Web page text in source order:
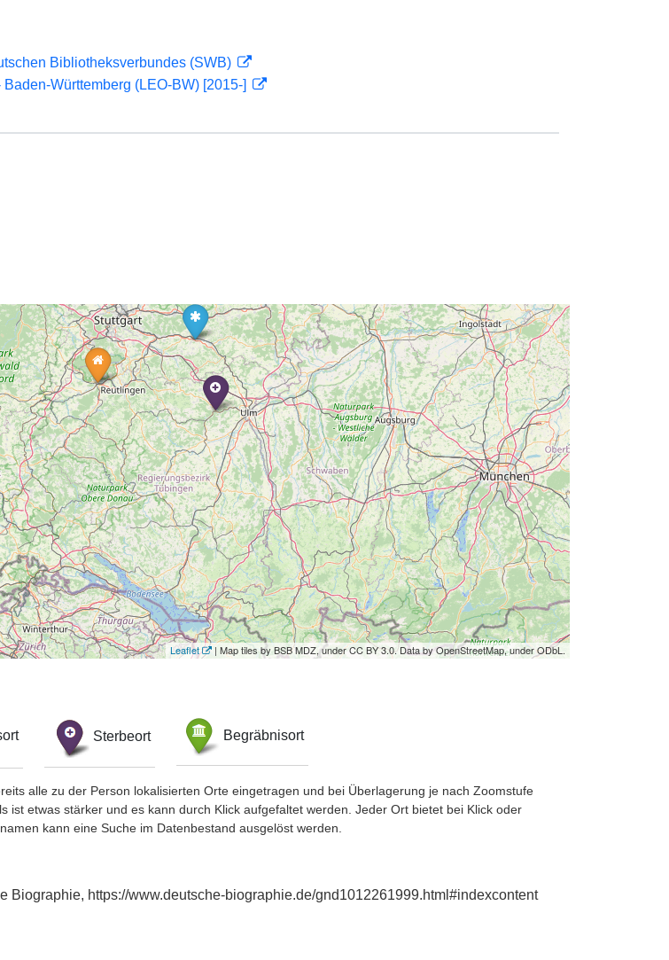
Bibliotheksverbundes (SWB)
Württemberg (LEO-BW) [2015-]
Leaflet | Map tiles by BSB MDZ, under CC BY 3.0. Data by OpenStreetMap, under ODbL.
Sterbeort Begräbnisort
alle zu der Person lokalisierten Orte eingetragen und bei Überlagerung je nach Zoomstufe
ist etwas stärker und es kann durch Klick aufgefaltet werden. Jeder Ort bietet bei Klick oder
kann eine Suche im Datenbestand ausgelöst werden.
Biographie, https://www.deutsche-biographie.de/gnd1012261999.html#indexcontent